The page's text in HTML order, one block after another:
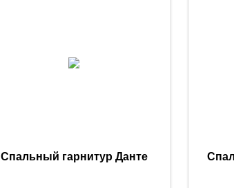
Спальный гарнитур Данте